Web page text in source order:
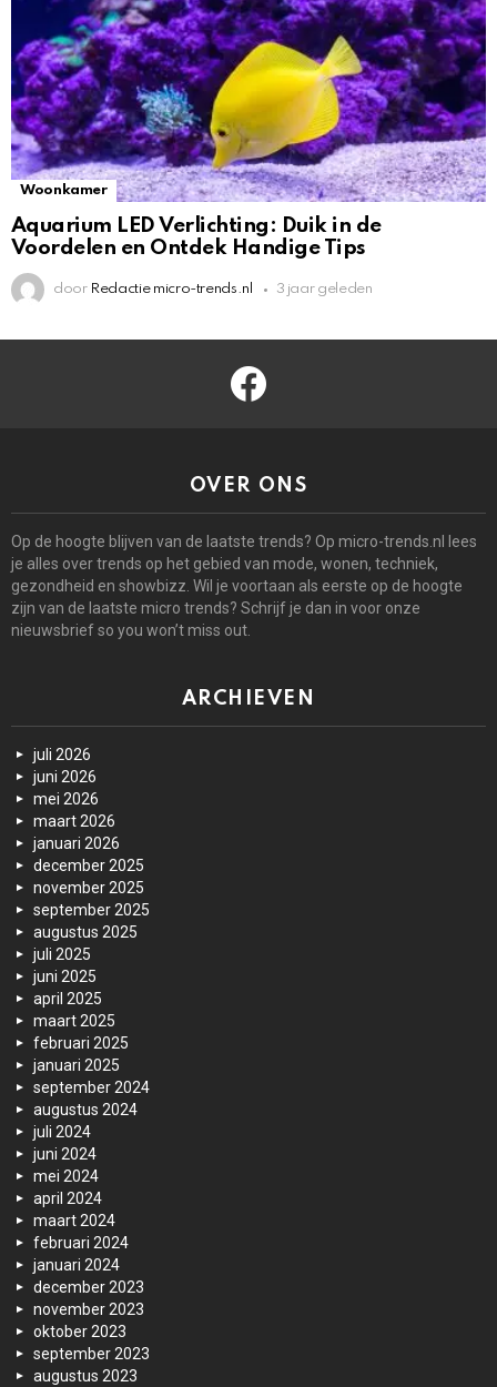
Woonkamer
Aquarium LED Verlichting: Duik in de
Voordelen en Ontdek Handige Tips
door Redactie micro-trends.nl 3 jaar geleden
facebook
OVER ONS
Op de hoogte blijven van de laatste trends? Op micro-trends.nl lees
je alles over trends op het gebied van mode, wonen, techniek,
gezondheid en showbizz. Wil je voortaan als eerste op de hoogte
zijn van de laatste micro trends? Schrijf je dan in voor onze
nieuwsbrief so you won’t miss out.
ARCHIEVEN
juli 2026
juni 2026
mei 2026
maart 2026
januari 2026
december 2025
november 2025
september 2025
augustus 2025
juli 2025
juni 2025
april 2025
maart 2025
februari 2025
januari 2025
september 2024
augustus 2024
juli 2024
juni 2024
mei 2024
april 2024
maart 2024
februari 2024
januari 2024
december 2023
november 2023
oktober 2023
september 2023
augustus 2023